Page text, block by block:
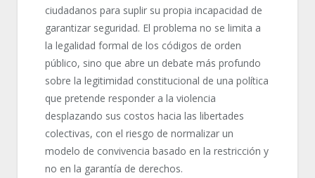
ciudadanos para suplir su propia incapacidad de
garantizar seguridad. El problema no se limita a
la legalidad formal de los códigos de orden
público, sino que abre un debate más profundo
sobre la legitimidad constitucional de una política
que pretende responder a la violencia
desplazando sus costos hacia las libertades
colectivas, con el riesgo de normalizar un
modelo de convivencia basado en la restricción y
no en la garantía de derechos.